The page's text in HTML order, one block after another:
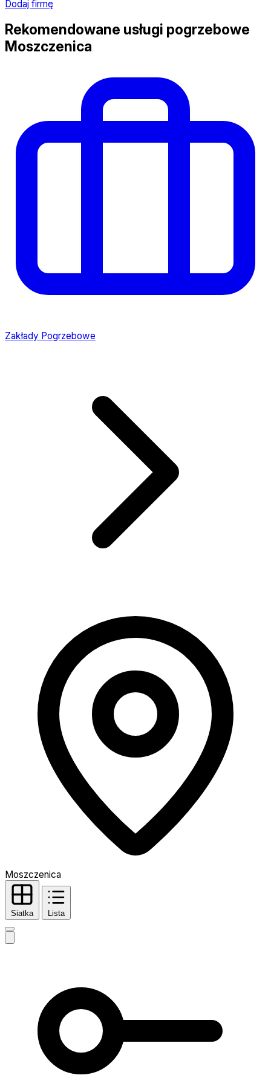
Dodaj firmę
Rekomendowane usługi pogrzebowe
Moszczenica
Zakłady Pogrzebowe
Moszczenica
Siatka Lista